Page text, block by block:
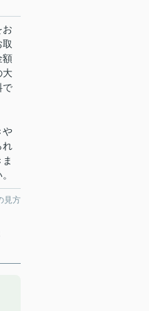
お
額
大
で
や
れ
見方